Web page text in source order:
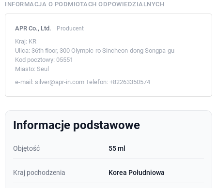
INFORMACJA O PODMIOTACH ODPOWIEDZIALNYCH
APR Co., Ltd. Producent
Kraj: KR
Ulica: 36th floor, 300 Olympic-ro Sincheon-dong Songpa-gu
Kod pocztowy: 05551
Miasto: Seul
e-mail: silver@apr-in.com Telefon: +82263350574
Informacje podstawowe
Objętość 55 ml
Kraj pochodzenia Korea Południowa